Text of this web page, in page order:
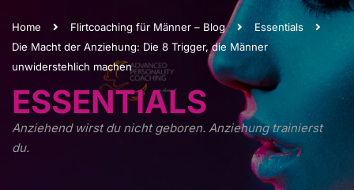
Home Flirtcoaching für Männer – Blog
Essentials
Die Macht der Anziehung: Die 8 Trigger, die Männer
unwiderstehlich machen
ESSENTIALS
Anziehend wirst du nicht geboren. Anziehung trainierst
du.